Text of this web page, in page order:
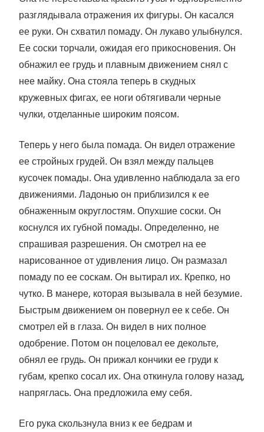
разглядывала отражения их фигуры. Он касался
ее руки. Он схватил помаду. Он лукаво улыбнулся.
Ее соски торчали, ожидая его прикосновения. Он
обнажил ее грудь и плавным движением снял с
нее майку. Она стояла теперь в скудных
кружевных фигах, ее ноги обтягивали черные
чулки, отделанные широким поясом.
Теперь у него была помада. Он видел отражение
ее стройных грудей. Он взял между пальцев
кусочек помады. Она удивленно наблюдала за его
движениями. Ладонью он приблизился к ее
обнаженным округлостям. Опухшие соски. Он
коснулся их губной помады. Определенно, не
спрашивая разрешения. Он смотрел на ее
нарисованное от удивления лицо. Он размазал
помаду по ее соскам. Он вытирал их. Крепко, но
чутко. В манере, которая вызывала в ней безумие.
Быстрым движением он повернул ее к себе. Он
смотрел ей в глаза. Он видел в них полное
одобрение. Потом он поцеловал ее декольте,
обнял ее грудь. Он прижал кончики ее груди к
губам, крепко сосал их. Она откинула голову назад,
напряглась. Она предложила ему себя.
Его рука скользнула вниз к ее бедрам и